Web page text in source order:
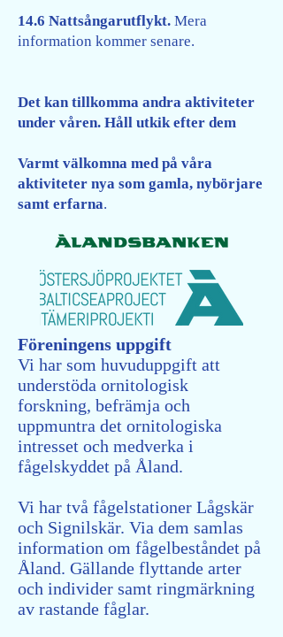
14.6 Nattsångarutflykt. Mera
information kommer senare.
Det kan tillkomma andra aktiviteter
under våren. Håll utkik efter dem
Varmt välkomna med på våra
aktiviteter nya som gamla, nybörjare
samt erfarna.
Föreningens uppgift
Vi har som huvuduppgift att
understöda ornitologisk
forskning, befrämja och
uppmuntra det ornitologiska
intresset och medverka i
fågelskyddet på Åland.
Vi har två fågelstationer Lågskär
och Signilskär. Via dem samlas
information om fågelbeståndet på
Åland. Gällande flyttande arter
och individer samt ringmärkning
av rastande fåglar.